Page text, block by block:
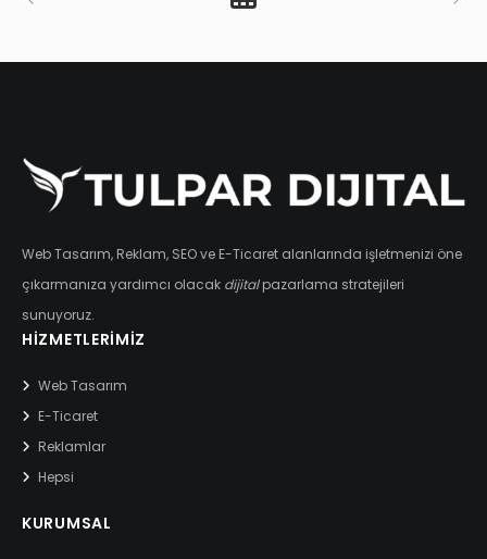
Web Tasarım, Reklam, SEO ve E-Ticaret alanlarında işletmenizi öne
çıkarmanıza yardımcı olacak dijitalpazarlama stratejileri
sunuyoruz.
HIZMETLERIMIZ
Web Tasarım
E-Ticaret
Reklamlar
Hepsi
KURUMSAL